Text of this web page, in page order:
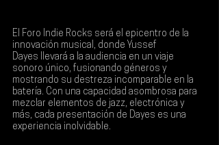
El Foro Indie Rocks será el epicentro de la
innovación musical, donde Yussef
Dayes llevará a la audiencia en un viaje
sonoro único, fusionando géneros y
mostrando su destreza incomparable en la
batería. Con una capacidad asombrosa para
mezclar elementos de jazz, electrónica y
más, cada presentación de Dayes es una
experiencia inolvidable.